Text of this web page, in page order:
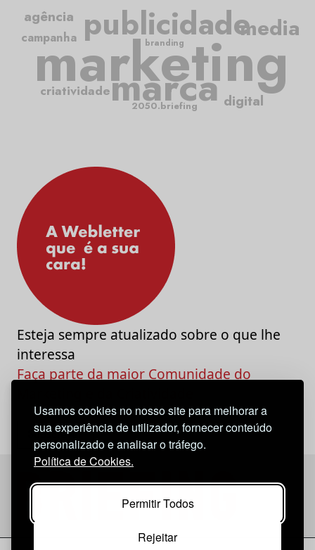
Usamos cookies no nosso site para melhorar a
sua experiência de utilizador, fornecer conteúdo
personalizado e analisar o tráfego.
Política de Cookies.
Permitir Todos
Rejeitar
marketing
publicidade
marca
criatividade
campanha media
agência
digital
2050.briefing
branding
Esteja sempre atualizado sobre o que lhe
interessa
Faça parte da maior Comunidade do